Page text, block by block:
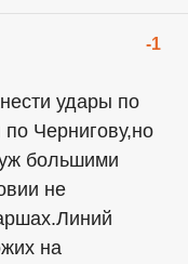
-1
удары по
Чернигову,но
большими
не
на